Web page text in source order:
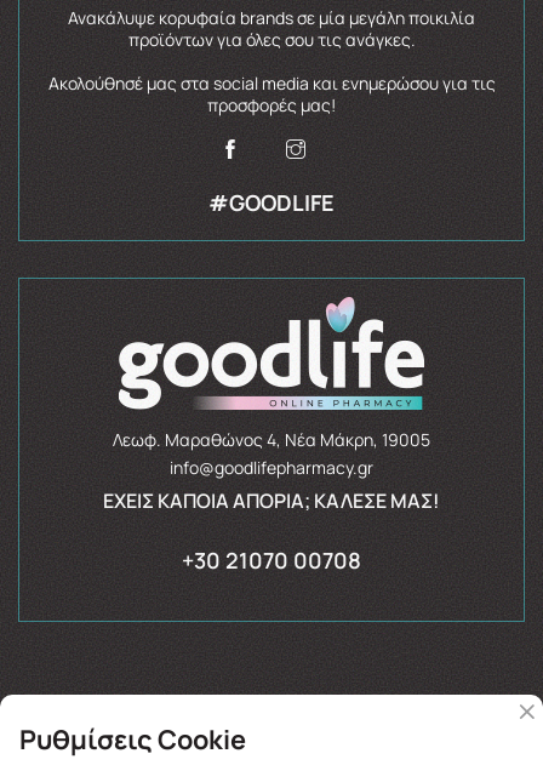
Ανακάλυψε κορυφαία brands σε μία μεγάλη ποικιλία
προϊόντων για όλες σου τις ανάγκες.
Ακολούθησέ μας στα social media και ενημερώσου για τις
προσφορές μας!
#GOODLIFE
Λεωφ. Μαραθώνος 4, Νέα Μάκρη, 19005
info@goodlifepharmacy.gr
ΈΧΕΙΣ ΚΆΠΟΙΑ ΑΠΟΡΊΑ; ΚΆΛΕΣΈ ΜΑΣ!
+30 21070 00708
Copyright © 2026
Ρυθμίσεις Cookie